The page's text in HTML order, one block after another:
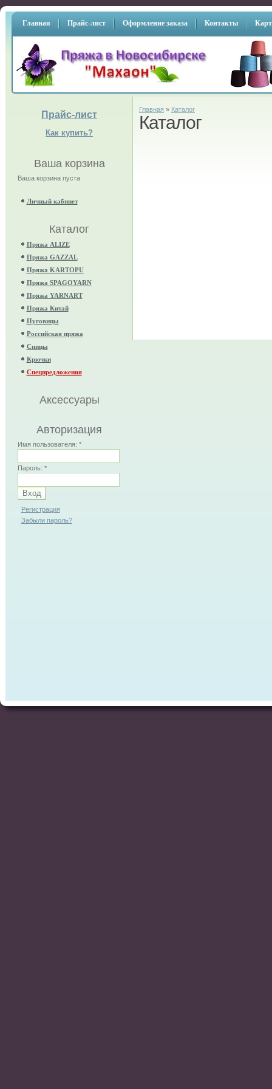
Главная Прайс-лист Оформление заказа Контакты
Прайс-лист
Как купить?
Ваша корзина
Ваша корзина пуста
Личный кабинет
Каталог
Пряжа ALIZE
Пряжа GAZZAL
Пряжа KARTOPU
Пряжа SPAGOYARN
Пряжа YARNART
Пряжа Китай
Пуговицы
Российская пряжа
Спицы
Крючки
Спецпредложения
Аксессуары
Авторизация
Имя пользователя: *
Пароль: *
Регистрация
Забыли пароль?
Главная » Каталог
Каталог